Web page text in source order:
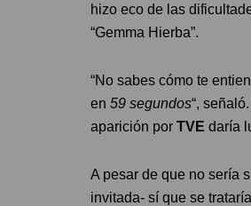
hizo eco de las
“Gemma Hierba”.
“No sabes cómo te
en 59 segundos“,
aparición por TVE daría
A pesar de que no sería
invitada- sí que se